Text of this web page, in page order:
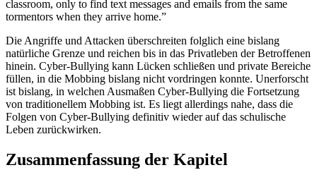
classroom, only to find text messages and emails from the same
tormentors when they arrive home.”
Die Angriffe und Attacken überschreiten folglich eine bislang
natürliche Grenze und reichen bis in das Privatleben der Betroffenen
hinein. Cyber-Bullying kann Lücken schließen und private Bereiche
füllen, in die Mobbing bislang nicht vordringen konnte. Unerforscht
ist bislang, in welchen Ausmaßen Cyber-Bullying die Fortsetzung
von traditionellem Mobbing ist. Es liegt allerdings nahe, dass die
Folgen von Cyber-Bullying definitiv wieder auf das schulische
Leben zurückwirken.
Zusammenfassung der Kapitel